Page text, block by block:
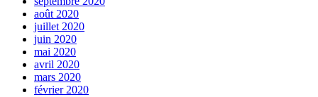
août 2020
juillet 2020
juin 2020
mai 2020
avril 2020
mars 2020
février 2020